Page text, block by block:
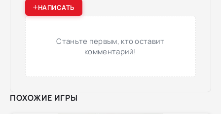
НАПИСАТЬ
Станьте первым, кто оставит
комментарий!
ПОХОЖИЕ ИГРЫ